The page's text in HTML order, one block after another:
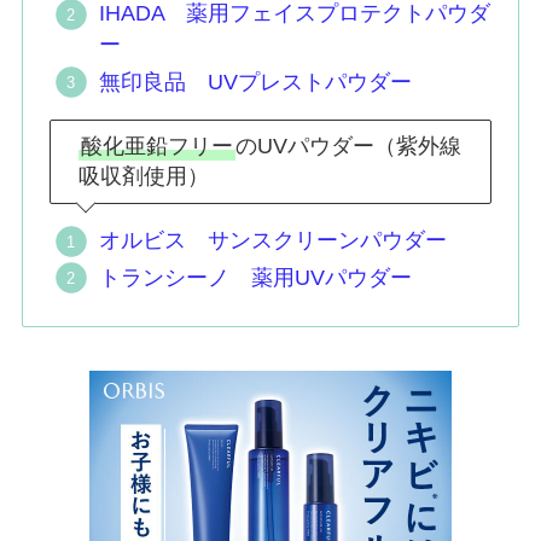
IHADA 薬用フェイスプロテクトパウダ
ー
無印良品 UVプレストパウダー
酸化亜鉛フリーのUVパウダー（紫外線
吸収剤使用）
オルビス サンスクリーンパウダー
トランシーノ 薬用UVパウダー